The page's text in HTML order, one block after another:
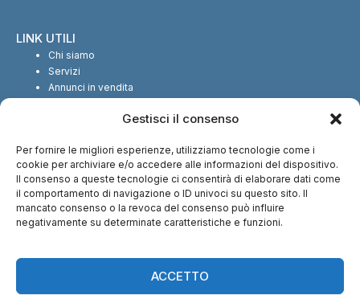
Gestisci il consenso
Per fornire le migliori esperienze, utilizziamo tecnologie come i
cookie per archiviare e/o accedere alle informazioni del dispositivo.
Il consenso a queste tecnologie ci consentirà di elaborare dati come
il comportamento di navigazione o ID univoci su questo sito. Il
mancato consenso o la revoca del consenso può influire
negativamente su determinate caratteristiche e funzioni.
ACCETTO
LINK UTILI
Chi siamo
Servizi
Annunci in vendita
SEGUICI SUI SOCIAL
CI TROVI ANCHE SU: